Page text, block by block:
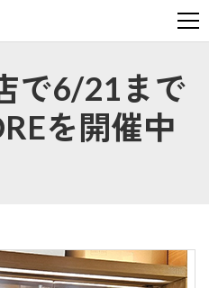
で6/21まで
を開催中